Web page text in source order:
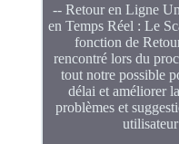
-- Retour en Ligne
en Temps Réel : Le
fonction de
rencontré lors du
tout notre possible
délai et améliorer
problèmes et